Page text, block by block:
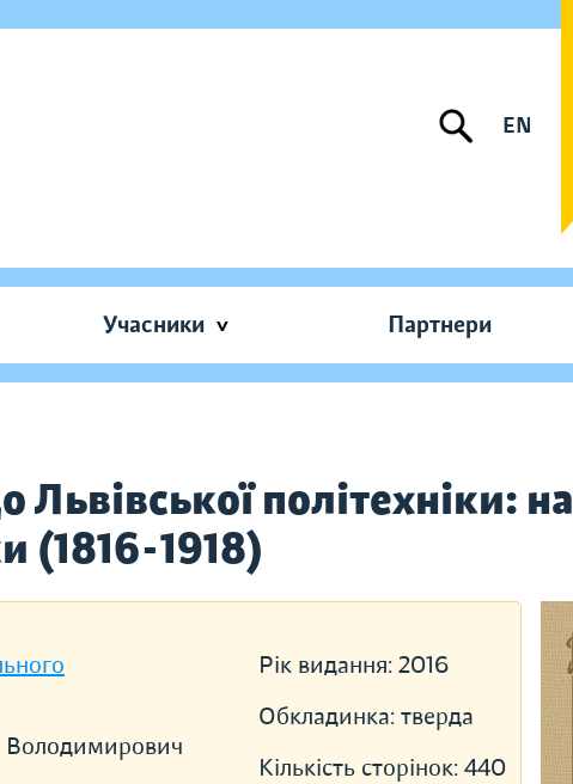
EN
Учасники Партнери
політехніки:
(1816-1918)
Рік видання: 2016
Обкладинка: тверда
Кількість сторінок: 440